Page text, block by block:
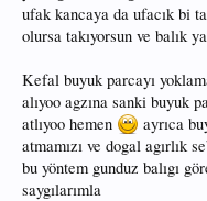
ufak kancaya da ufacık bi
olursa takıyorsun ve balık
Kefal buyuk parcayı
alıyoo agzına sanki buyuk
atlıyoo hemen
ayrıca
atmamızı ve dogal agırlık
bu yöntem gunduz balıgı
saygılarımla